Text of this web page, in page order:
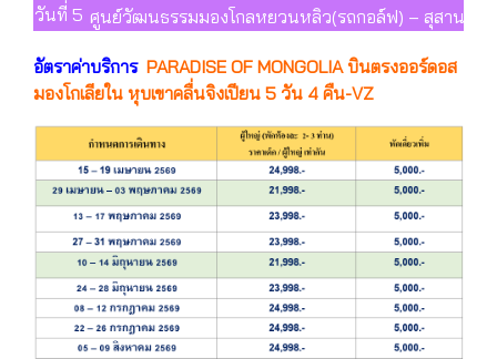
วันที่ 5 ศูนย์วัฒนธรรมมองโกลหยวนหลิว(รถกอล์ฟ) – สุสานเจ
อัตราค่าบริการ PARADISE OF MONGOLIA บินตรงออร์ดอส
มองโกเลียใน หุบเขาคลื่นจิงเปียน 5 วัน 4 คืน-VZ